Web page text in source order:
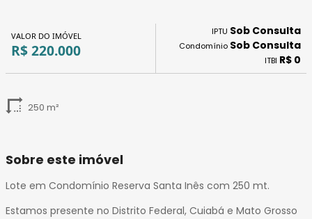
VALOR DO IMÓVEL
R$ 220.000
IPTU Sob Consulta
Condomínio Sob Consulta
ITBI R$ 0
250 m²
Sobre este imóvel
Lote em Condomínio Reserva Santa Inês com 250 mt.
Estamos presente no Distrito Federal, Cuiabá e Mato Grosso